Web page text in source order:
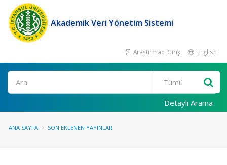
Akademik Veri Yönetim Sistemi
Araştırmacı Girişi English
Ara
Detaylı Arama
ANA SAYFA SON EKLENEN YAYINLAR